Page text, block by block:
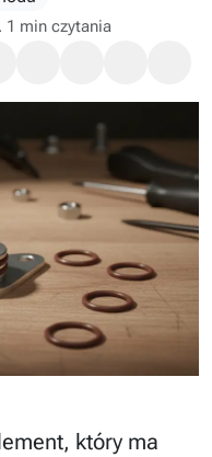
1 min czytania
który ma